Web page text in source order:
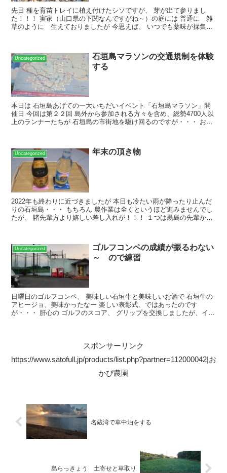
先日 種を育苗トレイに植え付けたシソですが、 芽が出て参りまし
た！！！ 実家（山口県の下関なんですがね～）の庭には 普通に 雑
草のように 生えておりましたが 今思えば、 いつでも薬味が採集で
Uncategorized
石垣島マラソンの交通規制を体験
する
本日は 石垣島あげての一大いちだいイベント「石垣島マラソン」開
催日 今回は第２２回 島外から参加される方々を含め、総勢4700人以
上のランナーたちが 石垣島の市街地を駆け回るのですが・・・ おか
Uncategorized 年末の頂き物
2022年も終わりに近づきましたが 本日も冷たい雨が降ったり止んだ
りの石垣島・・・ もちろん 農作業は全くというほど進みませんでし
たが、 諸先輩方より嬉しい差し入れが！！！ １つは黒島の先輩から
Uncategorized
ゴルフコンペの成績が振るわない
～ ので練習
日曜日のゴルフコンペ、 美味しい石垣牛と美味しいお酒で 石垣牛の
アヒージョ、美味かったなー 楽しい表彰式、ではあったのです
が・・・ 肝心の ゴルフのスコア、 グリップを交換しましたが、イマ
スポンサーリンク
https://www.satofull.jp/products/list.php?partner=112000042|お
かぴ農園
名蔵湾で車中泊をする
島らっきょう 土寄せと草取り